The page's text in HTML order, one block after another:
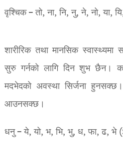
वृश्चिक – तो, ना, नि, नु, ने, नो, या,
शारीरिक तथा मानसिक
सुरु गर्नको लागि दिन शुभ छैन।
मदभेदको अवस्था सिर्जना हुनसक्छ।
आउनसक्छ।
धनु – ये, यो, भ, भि, भु, ध, फा, ढ, भे